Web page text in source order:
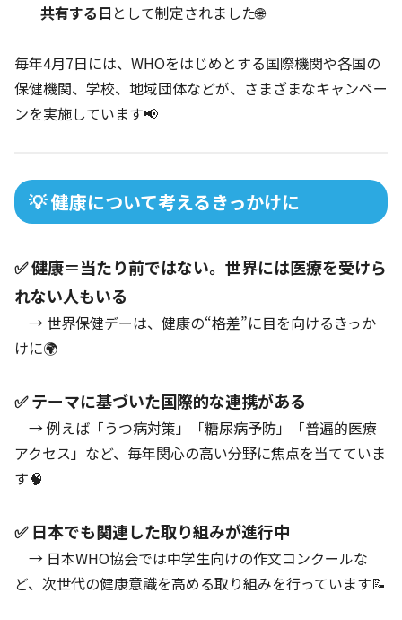
共有する日 として制定されました🌐
毎年4月7日には、WHOをはじめとする国際機関や各国の
保健機関、学校、地域団体などが、さまざまなキャンペー
ンを実施しています📢
💡 健康について考えるきっかけに
✅ 健康＝当たり前ではない。世界には医療を受けら
れない人もいる
→ 世界保健デーは、健康の“格差”に目を向けるきっか
けに🌍
✅ テーマに基づいた国際的な連携がある
→ 例えば「うつ病対策」「糖尿病予防」「普遍的医療
アクセス」など、毎年関心の高い分野に焦点を当てていま
す🧠
✅ 日本でも関連した取り組みが進行中
→ 日本WHO協会では中学生向けの作文コンクールな
ど、次世代の健康意識を高める取り組みを行っています📝